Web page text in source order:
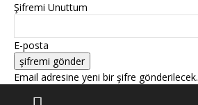
Şifremi Unuttum
E-posta
Email adresine yeni bir şifre gönderilecek.